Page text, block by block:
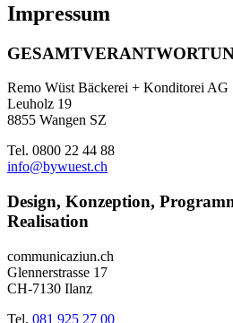
Impressum
Remo Wüst Bäckerei + Konditorei AG
Leuholz 19
8855 Wangen SZ
Tel. 0800 22 44 88
info@bywuest.ch
Design, Konzeption,
Realisation
communicaziun.ch
Glennerstrasse 17
CH-7130 Ilanz
Tel. 081 925 27 00